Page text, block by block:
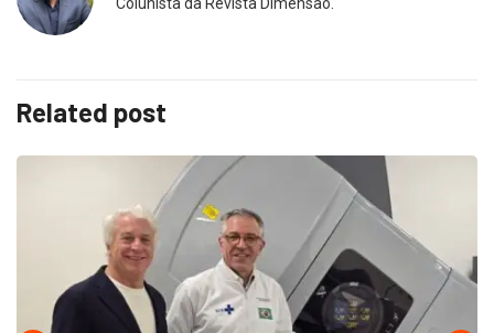
Colunista da Revista Dimensão.
Related post